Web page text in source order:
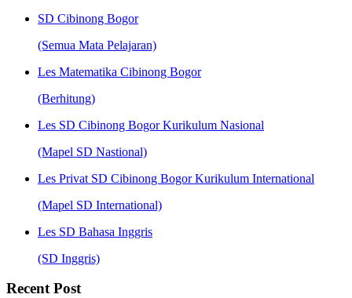
SD Cibinong Bogor
(Semua Mata Pelajaran)
Les Matematika Cibinong Bogor
(Berhitung)
Les SD Cibinong Bogor Kurikulum Nasional
(Mapel SD Nastional)
Les Privat SD Cibinong Bogor Kurikulum International
(Mapel SD International)
Les SD Bahasa Inggris
(SD Inggris)
Recent Post